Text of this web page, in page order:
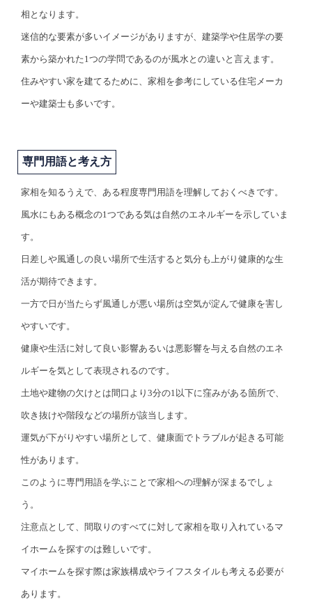
相となります。
迷信的な要素が多いイメージがありますが、建築学や住居学の要
素から築かれた1つの学問であるのが風水との違いと言えます。
住みやすい家を建てるために、家相を参考にしている住宅メーカ
ーや建築士も多いです。
専門用語と考え方
家相を知るうえで、ある程度専門用語を理解しておくべきです。
風水にもある概念の1つである気は自然のエネルギーを示していま
す。
日差しや風通しの良い場所で生活すると気分も上がり健康的な生
活が期待できます。
一方で日が当たらず風通しが悪い場所は空気が淀んで健康を害し
やすいです。
健康や生活に対して良い影響あるいは悪影響を与える自然のエネ
ルギーを気として表現されるのです。
土地や建物の欠けとは間口より3分の1以下に窪みがある箇所で、
吹き抜けや階段などの場所が該当します。
運気が下がりやすい場所として、健康面でトラブルが起きる可能
性があります。
このように専門用語を学ぶことで家相への理解が深まるでしょ
う。
注意点として、間取りのすべてに対して家相を取り入れているマ
イホームを探すのは難しいです。
マイホームを探す際は家族構成やライフスタイルも考える必要が
あります。